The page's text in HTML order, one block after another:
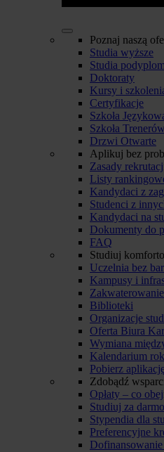
Poznaj naszą
Studia wyższe
Studia
Doktoraty
Kursy i
Certyfikacje
Szkoła
Szkoła Trenerów
Drzwi Otwarte
Aplikuj bez
Zasady
Listy
Kandydaci z
Studenci z
Kandydaci na
Dokumenty do
FAQ
Studiuj
Uczelnia bez
Kampusy i
Biblioteki
Organizacje
Oferta Biura
Wymiana
Kalendarium
Pobierz
Zdobądź
Opłaty – co
Studiuj za
Stypendia dla
Preferencyjne